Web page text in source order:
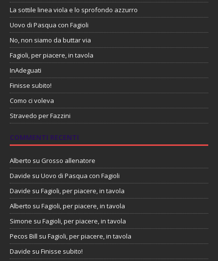
La sottile linea viola e lo sprofondo azzurro
Uovo di Pasqua con Fagioli
No, non siamo da buttar via
Fagioli, per piacere, in tavola
InAdeguati
Finisse subito!
Como ci voleva
Stravedo per Fazzini
COMMENTI RECENTI
Alberto su Grosso allenatore
Davide su Uovo di Pasqua con Fagioli
Davide su Fagioli, per piacere, in tavola
Alberto su Fagioli, per piacere, in tavola
Simone su Fagioli, per piacere, in tavola
Pecos Bill su Fagioli, per piacere, in tavola
Davide su Finisse subito!